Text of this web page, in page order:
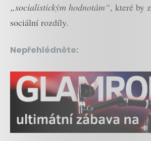
„socialistickým hodnotám“, které by
sociální rozdíly.
Nepřehlédněte: